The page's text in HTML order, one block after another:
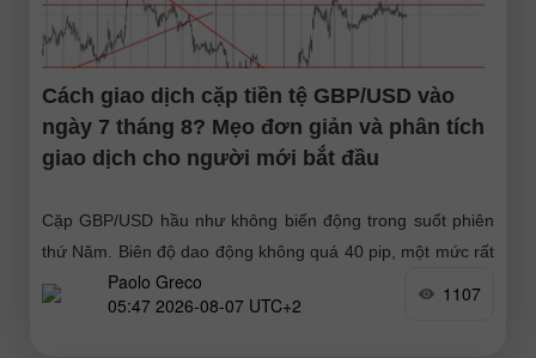
Cách giao dịch cặp tiền tệ GBP/USD vào
ngày 7 tháng 8? Mẹo đơn giản và phân tích
giao dịch cho người mới bắt đầu
Cặp GBP/USD hầu như không biến động trong suốt phiên
thứ Năm. Biên độ dao động không quá 40 pip, một mức rất
nhỏ đối với đồng bảng
Paolo Greco
05:47 2026-08-07 UTC+2
1107